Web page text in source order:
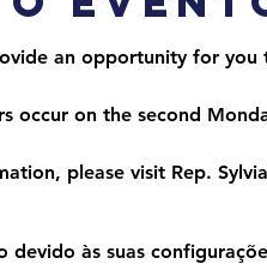
an opportunity for you
occur on the second
please visit Rep.
às suas